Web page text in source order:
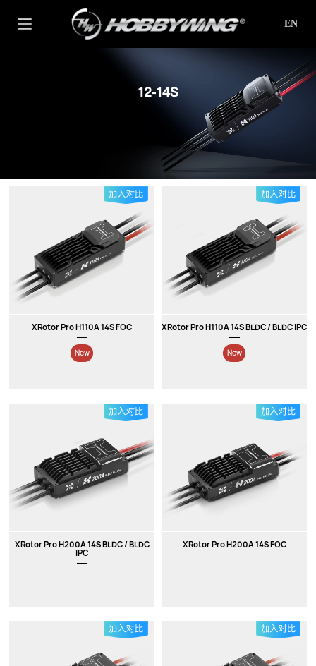
EN
12-14S
XRotor Pro H110A 14S FOC XRotor Pro H110A 14S BLDC / BLDC IPC
XRotor Pro H200A 14S BLDC / BLDC
IPC
XRotor Pro H200A 14S FOC